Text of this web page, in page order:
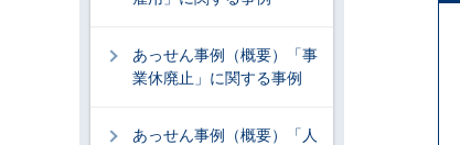
あっせん事例（概要）「事
業休廃止」に関する事例
あっせん事例（概要）「人